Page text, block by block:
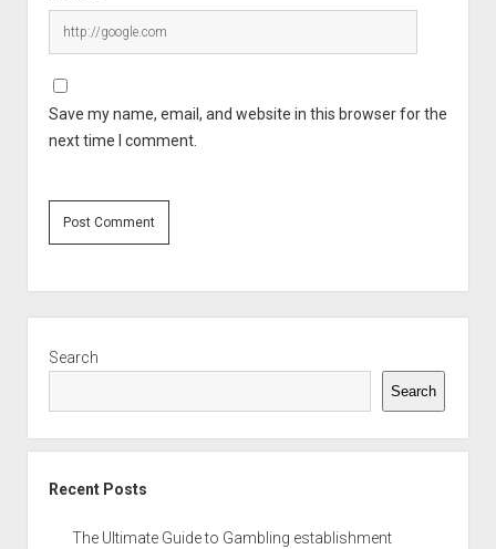
Save my name, email, and website in this browser for the
next time I comment.
Search
Search
Recent Posts
The Ultimate Guide to Gambling establishment